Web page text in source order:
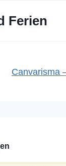
Ferien